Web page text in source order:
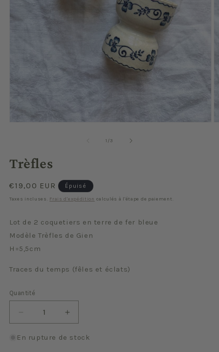
une
fenêtre
1 /de
3
Trèfles
Prix
habituel
€19,00 EUR Épuisé
Taxes incluses. Frais d'expédition calculés à l'étape de paiement.
Lot de 2 coquetiers en terre de fer bleue
Modèle Trèfles de Gien
H=5,5cm
Traces du temps (fêles et éclats)
Quantité
Quantité
Réduire
la
quantité
Augmenter
la
quantité
En rupture de stock